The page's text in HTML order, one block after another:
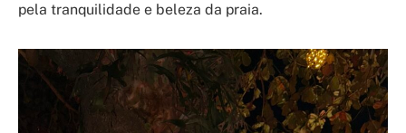
pela tranquilidade e beleza da praia.